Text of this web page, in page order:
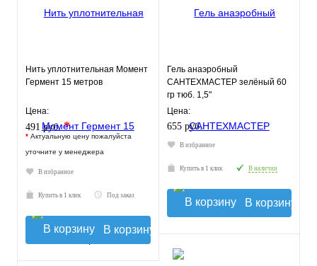
Нить уплотнительная Момент
Гермент 15 метров
Цена:
491 руб.*
* Актуальную цену пожалуйста
уточните у менеджера
В избранное
Купить в 1 клик Под заказ
В корзину
Гель анаэробный
САНТЕХМАСТЕР зелёный 60
гр тюб. 1,5"
Цена:
655 руб.
В избранное
Купить в 1 клик В наличии
В корзину